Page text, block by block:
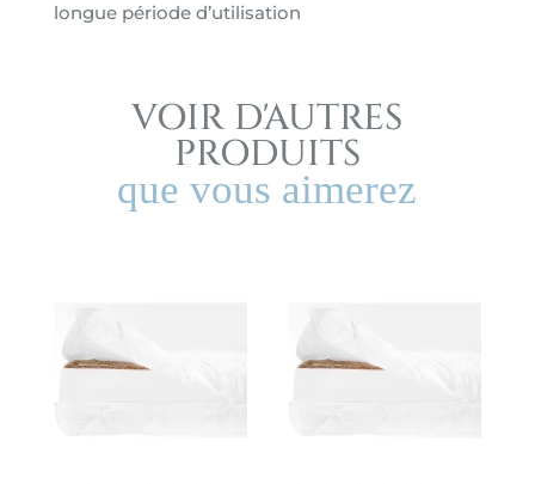
longue période d’utilisation
VOIR D'AUTRES
PRODUITS
que vous aimerez